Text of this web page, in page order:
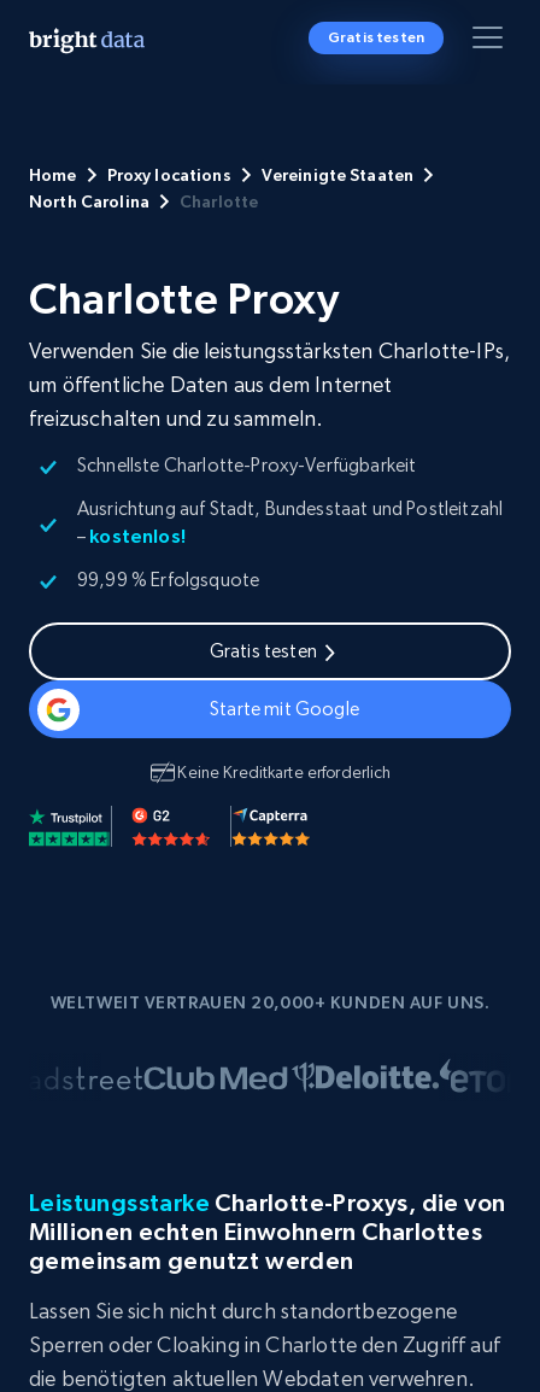
Gratis testen
Home Proxy locations
Vereinigte Staaten
North Carolina
Charlotte
Charlotte Proxy
Verwenden Sie die leistungsstärksten Charlotte-IPs,
um öffentliche Daten aus dem Internet
freizuschalten und zu sammeln.
Schnellste Charlotte-Proxy-Verfügbarkeit
Ausrichtung auf Stadt, Bundesstaat und Postleitzahl
– kostenlos!
99,99 % Erfolgsquote
Gratis testen
Starte mit Google
Keine Kreditkarte erforderlich
WELTWEIT VERTRAUEN 20,000+ KUNDEN AUF UNS.
Leistungsstarke Charlotte-Proxys, die von
Millionen echten Einwohnern Charlottes
gemeinsam genutzt werden
Lassen Sie sich nicht durch standortbezogene
Sperren oder Cloaking in Charlotte den Zugriff auf
die benötigten aktuellen Webdaten verwehren.